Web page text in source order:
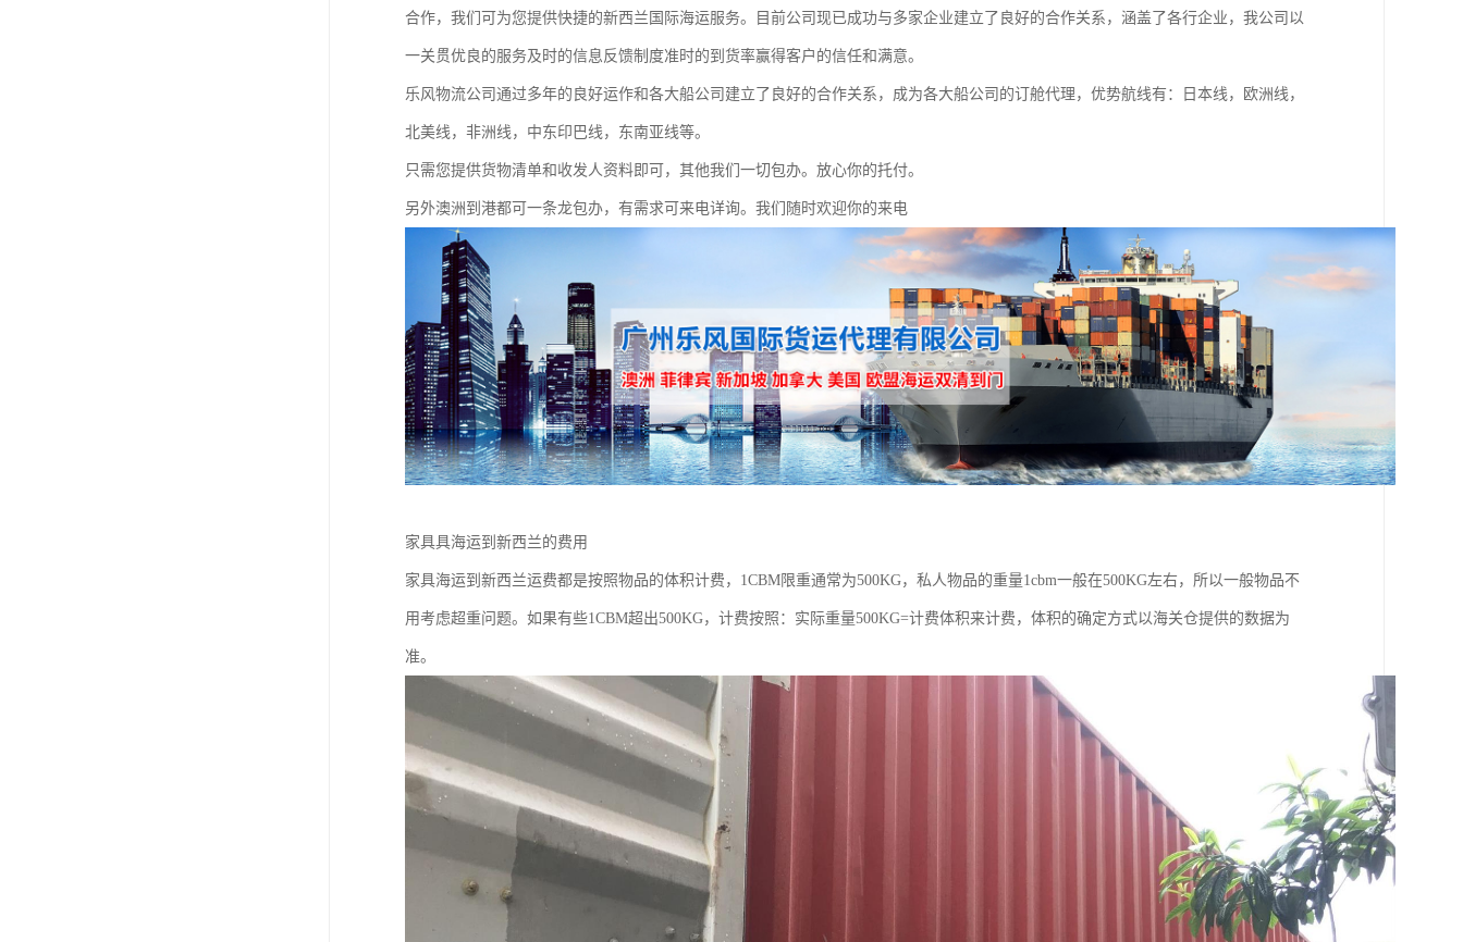
合作，我们可为您提供快捷的新西兰国际海运服务。目前公司现已成功与多家企业建立了良好的合作关系，涵盖了各行企业，我公司以
一关贯优良的服务及时的信息反馈制度准时的到货率赢得客户的信任和满意。
乐风物流公司通过多年的良好运作和各大船公司建立了良好的合作关系，成为各大船公司的订舱代理，优势航线有：日本线，欧洲线，
北美线，非洲线，中东印巴线，东南亚线等。
只需您提供货物清单和收发人资料即可，其他我们一切包办。放心你的托付。
另外澳洲到港都可一条龙包办，有需求可来电详询。我们随时欢迎你的来电
家具具海运到新西兰的费用
家具海运到新西兰运费都是按照物品的体积计费，1CBM限重通常为500KG，私人物品的重量1cbm一般在500KG左右，所以一般物品不
用考虑超重问题。如果有些1CBM超出500KG，计费按照：实际重量500KG=计费体积来计费，体积的确定方式以海关仓提供的数据为
准。